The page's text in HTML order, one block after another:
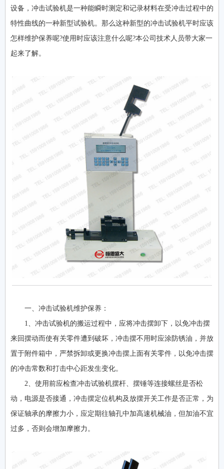
设备，冲击试验机是一种能瞬时测定和记录材料在受冲击过程中的
特性曲线的一种新型试验机。那么这种新型的冲击试验机平时应该
怎样维护保养呢?使用时应该注意什么呢?本公司技术人员带大家一
起来了解。
一、冲击试验机维护保养：
1、冲击试验机的搬运过程中，应将冲击摆卸下，以免冲击摆
来回摆动而使有关零件遭到破坏，冲击摆不用时应涂防锈油，并放
置于附件箱中，严禁拆卸或更换冲击摆上面有关零件，以免冲击摆
的冲击常数和打击中心距发生变化。
2、使用前应检查冲击试验机摆杆、摆锤等连接螺丝是否松
动，电源是否接通，冲击摆定位机构及放摆开关工作是否正常，为
保证轴承的摩擦力小，应定期往轴孔中加高速机械油，但加油不宜
过多，否则会增加摩擦力。